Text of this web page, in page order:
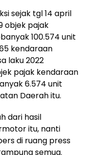
sejak tgl 14 april
objek pajak
100.574 unit
kendaraan
laku 2022
pajak kendaraan
6.574 unit
Daerah itu.
dari hasil
itu, nanti
di ruang press
semua.